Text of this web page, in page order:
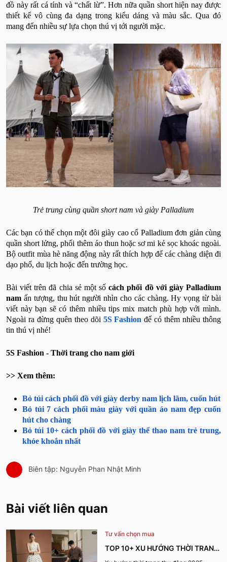
đồ này rất cá tính và “chất lừ”. Hơn nữa quần short hiện nay được
thiết kế vô cùng đa dạng trong kiểu dáng và màu sắc. Qua đó
mang đến nhiều sự lựa chọn thú vị tới người mặc.
Trẻ trung cùng quần short nam và giày Palladium
Các bạn có thể chọn một đôi giày cao cổ Palladium đơn giản cùng
quần short lửng, phối thêm áo thun hoặc sơ mi kẻ sọc khoác ngoài.
Bộ outfit mùa hè năng động này rất thích hợp để các chàng diện đi
dạo phố, du lịch hoặc đến trường học.
Bài viết trên đã chia sẻ một sốcách phối đồ với giày Palladium
nam ấn tượng, thu hút người nhìn cho các chàng. Hy vọng từ bài
viết này bạn sẽ có thêm nhiều tips mix match phù hợp với mình.
Ngoài ra đừng quên theo dõi 5S Fashion để có thêm nhiều thông
tin thú vị nhé!
5S Fashion - Thời trang cho nam giới
>> Xem thêm:
Bỏ túi cách phối đồ với giày derby nam lịch lãm, cuốn hút
Bỏ túi 7 cách phối màu giày với quần áo nam đẹp cuốn
hút cho chàng
Bỏ túi 10+ cách phối đồ với giày thể thao nam trẻ trung,
khỏe khoắn nhất
Biên tập: Nguyễn Phan Nhật Minh
Bài viết liên quan
Tư vấn chọn mua
TOP 10+ XU HƯỚNG THỜI TRANG